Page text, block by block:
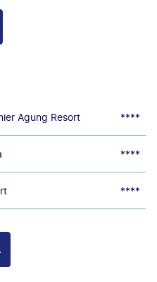
Agung Resort ****
****
****